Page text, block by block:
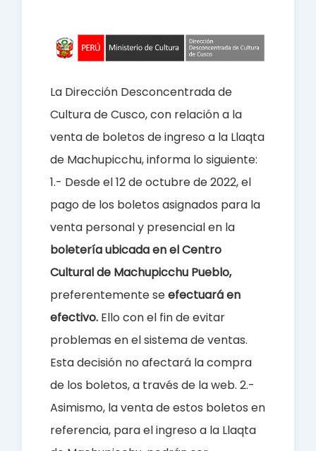
o
k
p
p
La Dirección Desconcentrada de
Cultura de Cusco, con relación a la
venta de boletos de ingreso a la Llaqta
de Machupicchu, informa lo siguiente:
1.- Desde el 12 de octubre de 2022, el
pago de los boletos asignados para la
venta personal y presencial en la
boletería ubicada en el Centro
Cultural de Machupicchu Pueblo,
preferentemente seefectuará en
efectivo. Ello con el fin de evitar
problemas en el sistema de ventas.
Esta decisión no afectará la compra
de los boletos, a través de la web. 2.-
Asimismo, la venta de estos boletos en
referencia, para el ingreso a la Llaqta